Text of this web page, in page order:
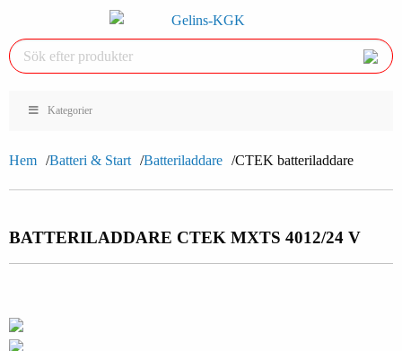
Kategorier
Hem Batteri & Start Batteriladdare CTEK batteriladdare
BATTERILADDARE CTEK MXTS 4012/24 V